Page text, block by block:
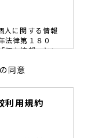
人に関する情報
法律第１８０
個人情報」とい
おります。
要性の認識と取
切な取り扱い
同意
利用規約